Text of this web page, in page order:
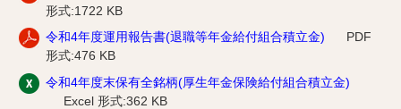
形式:1722 KB
令和4年度運用報告書(退職等年金給付組合積立金)
PDF
形式:476 KB
令和4年度末保有全銘柄(厚生年金保険給付組合積立金)
Excel 形式:362 KB